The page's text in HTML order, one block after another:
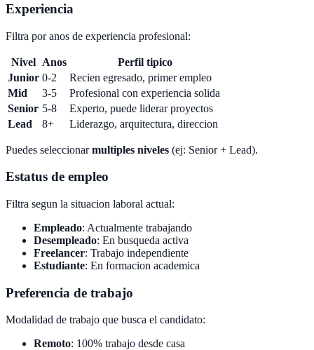
Experiencia
Filtra por anos de experiencia profesional:
Nivel Anos
Perfil tipico
Junior 0-2
Recien egresado, primer empleo
Mid
3-5
Profesional con experiencia solida
Senior 5-8
Experto, puede liderar proyectos
Lead
8+ Liderazgo, arquitectura, direccion
Puedes seleccionarmultiples niveles (ej: Senior + Lead).
Estatus de empleo
Filtra segun la situacion laboral actual:
Empleado: Actualmente trabajando
Desempleado: En busqueda activa
Freelancer: Trabajo independiente
Estudiante: En formacion academica
Preferencia de trabajo
Modalidad de trabajo que busca el candidato:
Remoto: 100% trabajo desde casa